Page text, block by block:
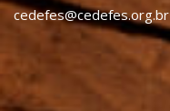
cedefes@cedefes.org.br